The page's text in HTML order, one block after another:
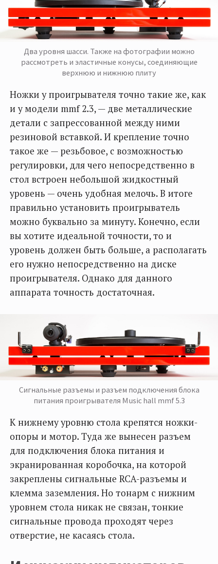
Два уровня шасси. Также на фотографии можно
рассмотреть и эластичные конусы, соединяющие
верхнюю и нижнюю плиту
Ножки у проигрывателя точно такие же, как
и у модели mmf 2.3, — две металлические
детали с запрессованной между ними
резиновой вставкой. И крепление точно
такое же — резьбовое, с возможностью
регулировки, для чего непосредственно в
стол встроен небольшой жидкостный
уровень — очень удобная мелочь. В итоге
правильно установить проигрыватель
можно буквально за минуту. Конечно, если
вы хотите идеальной точности, то и
уровень должен быть больше, а располагать
его нужно непосредственно на диске
проигрывателя. Однако для данного
аппарата точность достаточная.
Сигнальные разъемы и разъем подключения блока
питания проигрывателя Music hall mmf 5.3
К нижнему уровню стола крепятся ножки-
опоры и мотор. Туда же вынесен разъем
для подключения блока питания и
экранированная коробочка, на которой
закреплены сигнальные RCA-разъемы и
клемма заземления. Но тонарм с нижним
уровнем стола никак не связан, тонкие
сигнальные провода проходят через
отверстие, не касаясь стола.